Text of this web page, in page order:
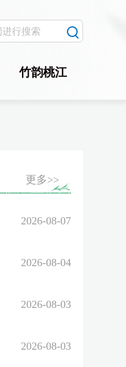
竹韵桃江
更多>>
2026-08-07
2026-08-04
2026-08-03
2026-08-03